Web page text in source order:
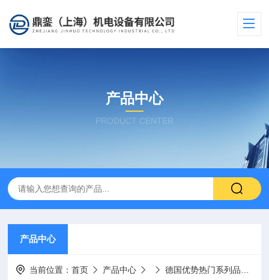
产品中心
PRODUCT CENTER
产品中心
当前位置：首页 产品中心 德国优势热门系列品牌